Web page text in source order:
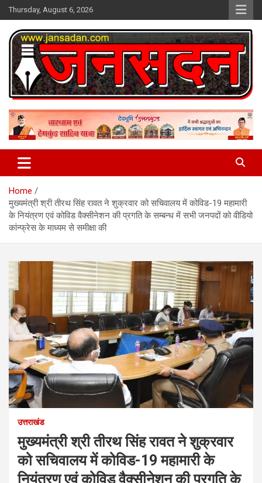
Skip
to
content
Thursday, August 6, 2026
Jan Sadan
Home
मुख्यमंत्री श्री तीरथ सिंह रावत ने शुक्रवार को सचिवालय में कोविड-19 महामारी
के नियंत्रण एवं कोविड वैक्सीनेशन की प्रगति के सम्बन्ध में सभी जनपदों को वीडियो
कांन्फ्रेस के माध्यम से समीक्षा की
उत्तराखंड
मुख्यमंत्री श्री तीरथ सिंह रावत ने शुक्रवार
को सचिवालय में कोविड-19 महामारी के
नियंत्रण एवं कोविड वैक्सीनेशन की प्रगति के